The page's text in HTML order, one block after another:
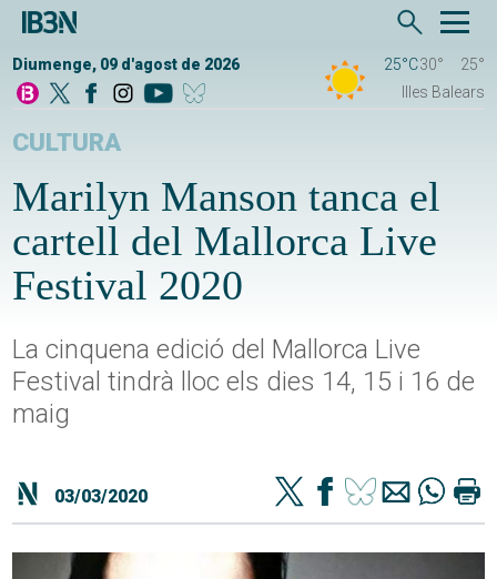
Diumenge, 09 d'agost de 2026 25°C30°
25°
Illes Balears
CULTURA
Marilyn Manson tanca el
cartell del Mallorca Live
Festival 2020
La cinquena edició del Mallorca Live
Festival tindrà lloc els dies 14, 15 i 16 de
maig
03/03/2020